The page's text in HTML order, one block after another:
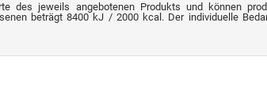
des jeweils angebotenen Produkts und können
beträgt 8400 kJ / 2000 kcal. Der individuelle